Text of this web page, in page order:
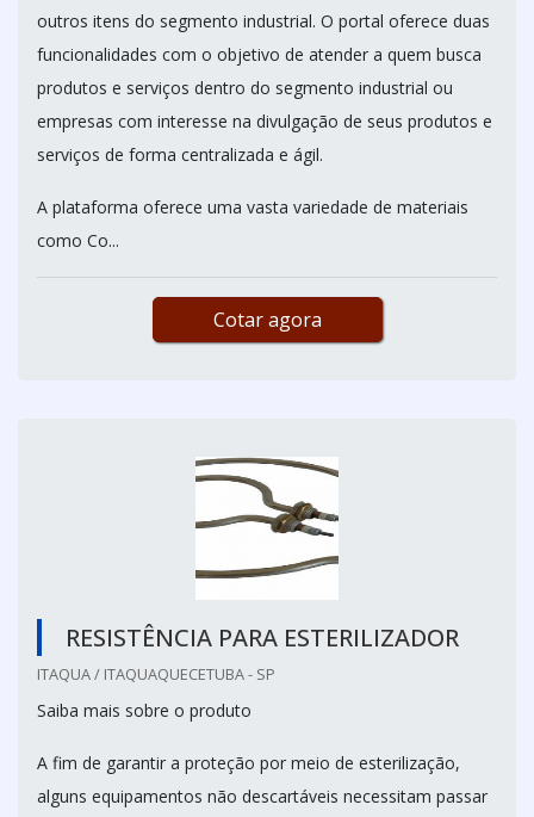
outros itens do segmento industrial. O portal oferece duas
funcionalidades com o objetivo de atender a quem busca
produtos e serviços dentro do segmento industrial ou
empresas com interesse na divulgação de seus produtos e
serviços de forma centralizada e ágil.
A plataforma oferece uma vasta variedade de materiais
como Co...
Cotar agora
RESISTÊNCIA PARA ESTERILIZADOR
ITAQUA / ITAQUAQUECETUBA - SP
Saiba mais sobre o produto
A fim de garantir a proteção por meio de esterilização,
alguns equipamentos não descartáveis necessitam passar